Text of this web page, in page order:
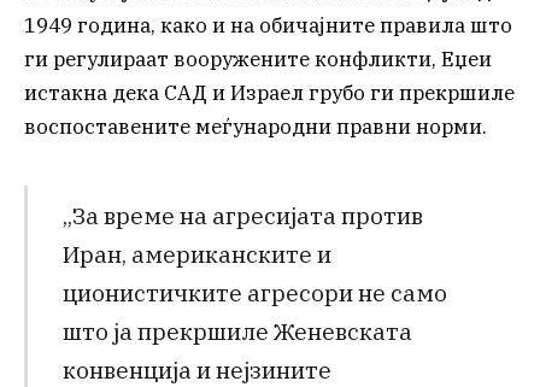
1949 година, како и на обичајните правила што
ги регулираат вооружените конфликти, Еџеи
истакна дека САД и Израел грубо ги прекршиле
воспоставените меѓународни правни норми.
„За време на агресијата против
Иран, американските и
ционистичките агресори не само
што ја прекршиле Женевската
конвенција и нејзините